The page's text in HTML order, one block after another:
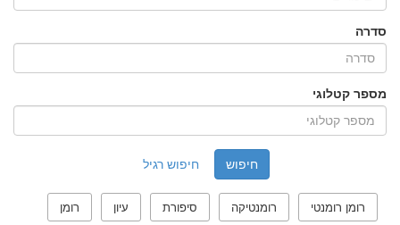
סדרה
מספר קטלוגי
חיפוש רגיל
רומן רומנטי רומנטיקה סיפורת עיון רומן